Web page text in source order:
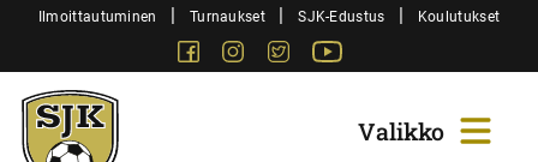
SiirryIlmoittautuminen | Turnaukset | SJK-Edustus | Koulutukset
FacebookInstagram
Twitter
Sjk-
Juniorit